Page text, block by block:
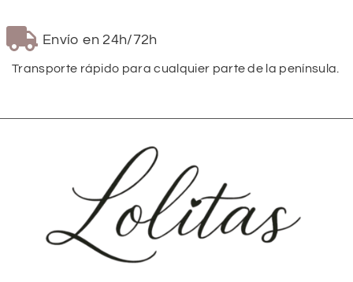
Envío en 24h/72h
Transporte rápido para cualquier parte de la península.